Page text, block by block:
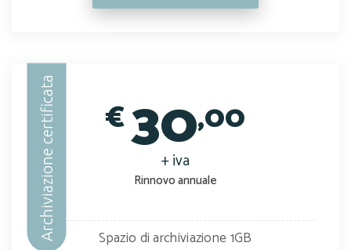
Archiviazione certificata €30,00
+ iva
Rinnovo annuale
Spazio di archiviazione 1GB